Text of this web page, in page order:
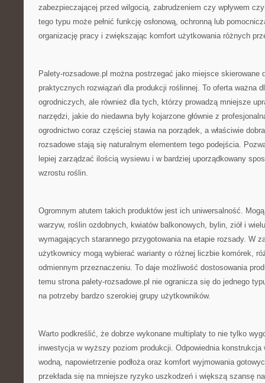
zabezpieczającej przed wilgocią, zabrudzeniem czy wpływem
tego typu może pełnić funkcję osłonową, ochronną lub
organizację pracy i zwiększając komfort użytkowania różnych
Palety-rozsadowe.pl można postrzegać jako miejsce skierowane
praktycznych rozwiązań dla produkcji roślinnej. To oferta ważna
ogrodniczych, ale również dla tych, którzy prowadzą mniejsze
narzędzi, jakie do niedawna były kojarzone głównie z
ogrodnictwo coraz częściej stawia na porządek, a właściwie
rozsadowe stają się naturalnym elementem tego podejścia.
lepiej zarządzać ilością wysiewu i w bardziej uporządkowany
wzrostu roślin.
Ogromnym atutem takich produktów jest ich uniwersalność.
warzyw, roślin ozdobnych, kwiatów balkonowych, bylin, ziół i
wymagających starannego przygotowania na etapie rozsady. W
użytkownicy mogą wybierać warianty o różnej liczbie komórek,
odmiennym przeznaczeniu. To daje możliwość dostosowania
temu strona palety-rozsadowe.pl nie ogranicza się do jednego
na potrzeby bardzo szerokiej grupy użytkowników.
Warto podkreślić, że dobrze wykonane multiplaty to nie tylko
inwestycja w wyższy poziom produkcji. Odpowiednia konstrukcja
wodną, napowietrzenie podłoża oraz komfort wyjmowania
przekłada się na mniejsze ryzyko uszkodzeń i większą szansę